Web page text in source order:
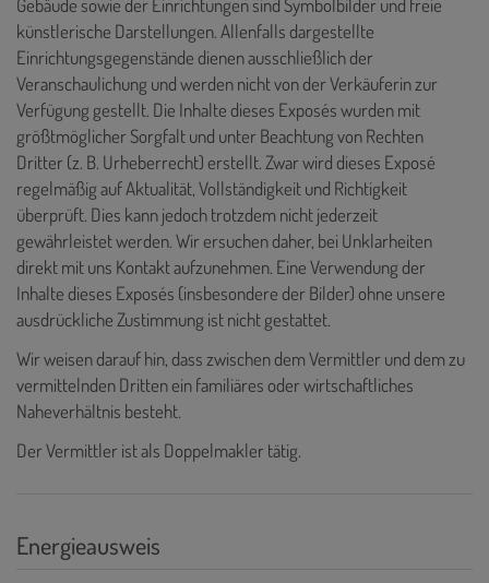
Gebäude sowie der Einrichtungen sind Symbolbilder und freie
künstlerische Darstellungen. Allenfalls dargestellte
Einrichtungsgegenstände dienen ausschließlich der
Veranschaulichung und werden nicht von der Verkäuferin zur
Verfügung gestellt. Die Inhalte dieses Exposéswurden mit
größtmöglicher Sorgfalt und unter Beachtung von Rechten
Dritter (z. B. Urheberrecht) erstellt. Zwar wird dieses Exposé
regelmäßig auf Aktualität, Vollständigkeit und Richtigkeit
überprüft. Dies kann jedoch trotzdem nicht jederzeit
gewährleistet werden. Wir ersuchen daher, bei Unklarheiten
direkt mit uns Kontakt aufzunehmen. Eine Verwendung der
Inhalte dieses Exposés (insbesondere der Bilder) ohne unsere
ausdrückliche Zustimmung ist nicht gestattet.
Wir weisen darauf hin, dass zwischen dem Vermittler und dem zu
vermittelnden Dritten ein familiäres oder wirtschaftliches
Naheverhältnis besteht.
Der Vermittler ist als Doppelmakler tätig.
Energieausweis